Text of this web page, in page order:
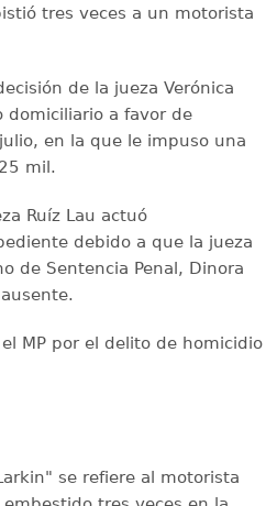
tres veces a un motorista
de la jueza Verónica
domiciliario a favor de
en la que le impuso una
mil.
Ruíz Lau actuó
debido a que la jueza
de Sentencia Penal, Dinora
MP por el delito de homicidio
se refiere al motorista